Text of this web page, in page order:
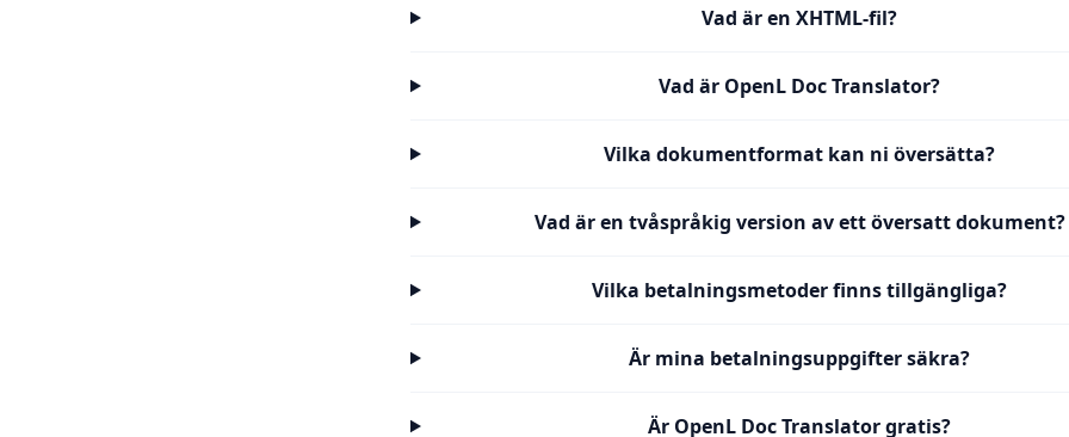
Vad är en XHTML-fil?
Vad är OpenL Doc Translator?
Vilka dokumentformat kan ni översätta?
Vad är en tvåspråkig version av ett översatt dokument?
Vilka betalningsmetoder finns tillgängliga?
Är mina betalningsuppgifter säkra?
Är OpenL Doc Translator gratis?